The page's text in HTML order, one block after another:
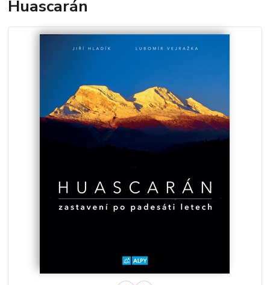
Huascarán